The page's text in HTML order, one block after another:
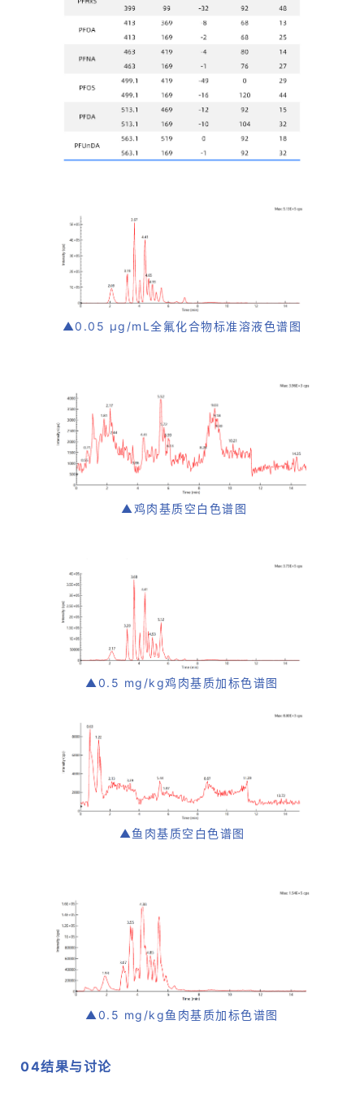
▲0.05 µg/mL全氟化合物标准溶液色谱图
▲鸡肉基质空白色谱图
▲0.5 mg/kg鸡肉基质加标色谱图
▲鱼肉基质空白色谱图
▲0.5 mg/kg鱼肉基质加标色谱图
04结果与讨论